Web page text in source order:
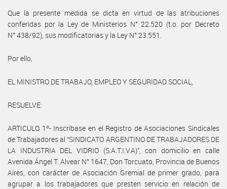
Que la presente medida se dicta en virtud de las atribuciones
conferidas por la Ley de Ministerios N° 22.520 (t.o. por Decreto
N° 438/92), sus modificatorias y la Ley N° 23.551.
Por ello,
EL MINISTRO DE TRABAJO, EMPLEO Y SEGURIDAD SOCIAL,
RESUELVE:
ARTICULO 1º- Inscríbase en el Registro de Asociaciones Sindicales
de Trabajadores al “SINDICATO ARGENTINO DE TRABAJADORES DE
LA INDUSTRIA DEL VIDRIO (S.A.T.I.V.A)”, con domicilio en calle
Avenida Ángel T. Alvear N° 1647, Don Torcuato, Provincia de Buenos
Aires, con carácter de Asociación Gremial de primer grado, para
agrupar a los trabajadores que presten servicio en relación de